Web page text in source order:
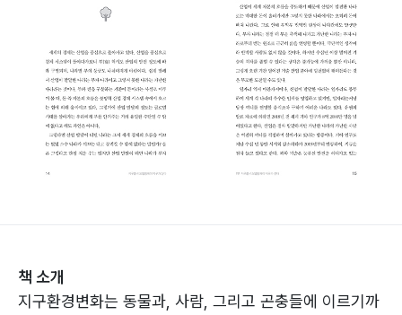
책 소개
지구환경변화는 동물과, 사람, 그리고 곤충들에 이르기까